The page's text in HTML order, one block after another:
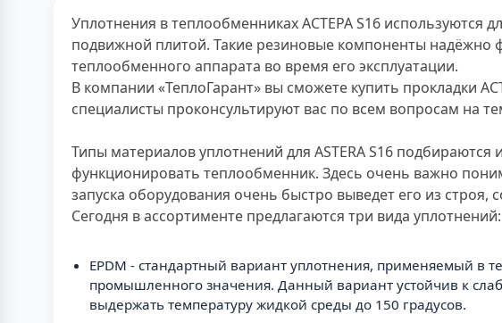
Уплотнения в теплообменниках АСТЕРА S16 используются
подвижной плитой. Такие резиновые компоненты надёжно
теплообменного аппарата во время его эксплуатации.
В компании «ТеплоГарант» вы сможете купить прокладки
специалисты проконсультируют вас по всем вопросам на
Типы материалов уплотнений для ASTERA S16
функционировать теплообменник. Здесь очень важно
запуска оборудования очень быстро выведет его из строя,
Сегодня в ассортименте предлагаются три вида уплотнений:
EPDM - стандартный вариант уплотнения, применяемый в
промышленного значения. Данный вариант устойчив к
выдержать температуру жидкой среды до 150 градусов.